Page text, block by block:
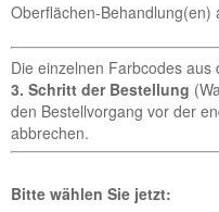
Oberflächen-Behandlung(en)
Die einzelnen Farbcodes
3. Schritt der Bestellung
den Bestellvorgang vor der
abbrechen.
Bitte wählen Sie jetzt: